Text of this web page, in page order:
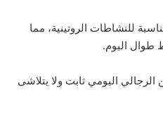
للنشاطات الروتينية، مما
طوال اليوم.
اليومي ثابت ولا يتلاشى